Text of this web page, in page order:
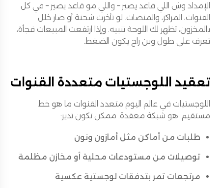
الإمداد وش اللي قاعد يصير – واللي مو قاعد يصير – في كل
القنوات، المراكز، والمنصات. لو تأخرت شحنة أو صار خلل
بالمخزون، تظهر لك اللوحة تنبيه. وإذا ارتفعت المبيعات فجأة،
تعرف على طول وين راح يكون الضغط.
تعقيد اللوجستيات متعددة القنوات
اللوجستيات في عالم اليوم متعدد القنوات ما هو خط
مستقيم. هو شبكة معقدة. ممكن تكون تدير:
طلبات من أماكن مثل أمازون ونون
توصيلات من مستودعات محلية أو مخازن مظلمة
مرتجعات تمر بتدفقات لوجستية عكسية